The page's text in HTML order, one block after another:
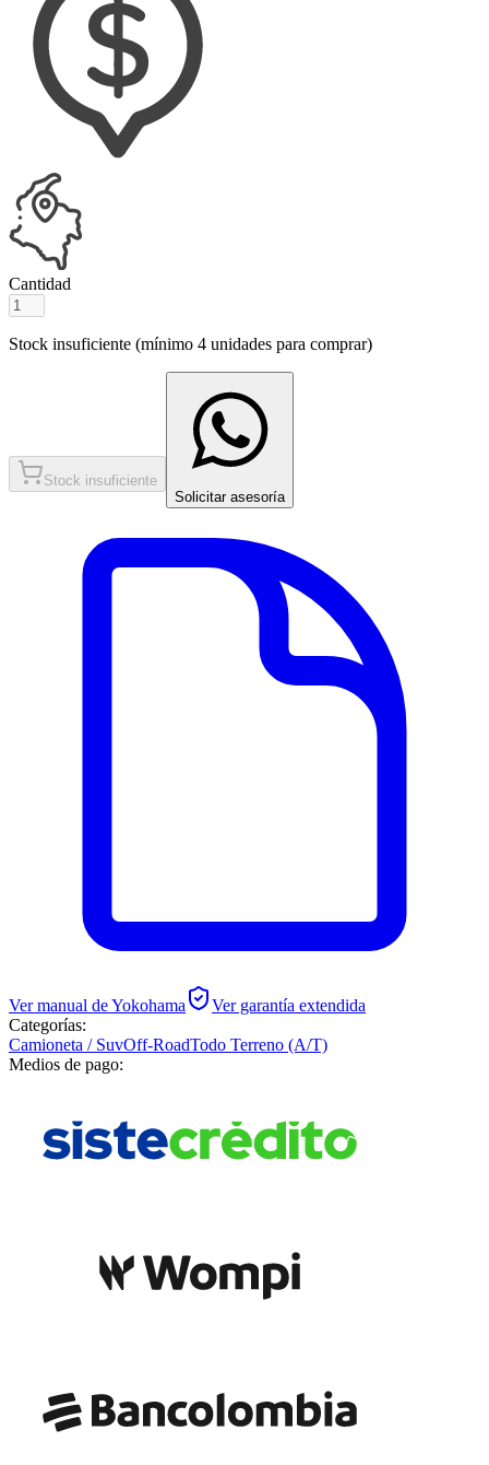
Cantidad
Stock insuficiente (mínimo 4 unidades para comprar)
Stock insuficiente
Solicitar asesoría
Ver manual deYokohama
Ver garantía extendida
Categorías:
Camioneta / SuvOff-RoadTodo Terreno (A/T)
Medios de pago: